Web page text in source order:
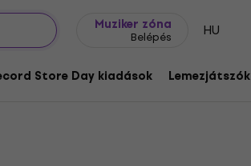
Muziker zóna
Belépés HU
Store Day kiadások Lemezjátszók